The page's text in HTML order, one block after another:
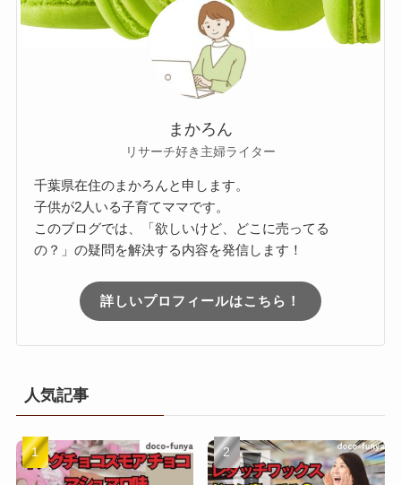
まかろん
リサーチ好き主婦ライター
千葉県在住のまかろんと申します。
子供が2人いる子育てママです。
このブログでは、「欲しいけど、どこに売ってる
の？」の疑問を解決する内容を発信します！
詳しいプロフィールはこちら！
人気記事